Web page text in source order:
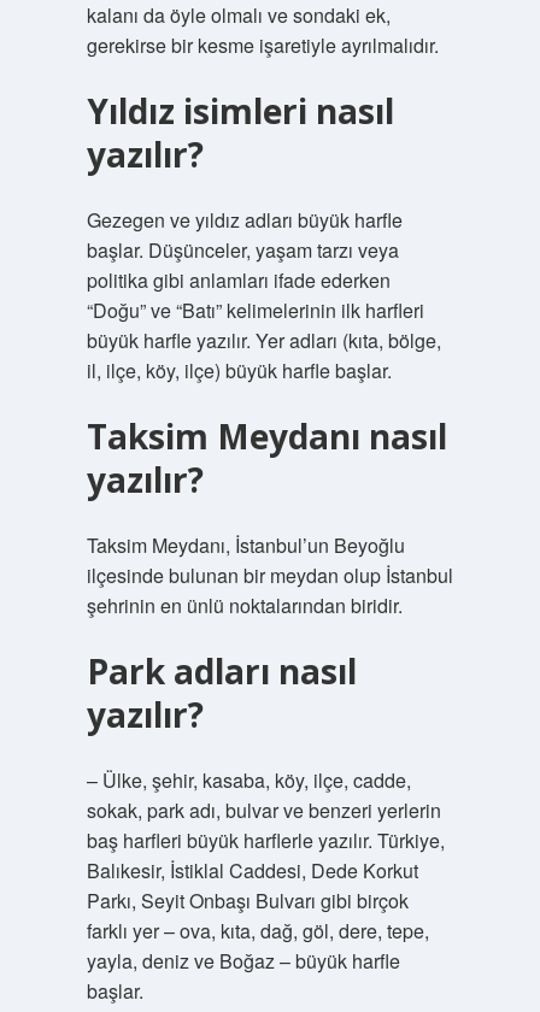
kalanı da öyle olmalı ve sondaki ek,
gerekirse bir kesme işaretiyle ayrılmalıdır.
Yıldız isimleri nasıl
yazılır?
Gezegen ve yıldız adları büyük harfle
başlar. Düşünceler, yaşam tarzı veya
politika gibi anlamları ifade ederken
“Doğu” ve “Batı” kelimelerinin ilk harfleri
büyük harfle yazılır. Yer adları (kıta, bölge,
il, ilçe, köy, ilçe) büyük harfle başlar.
Taksim Meydanı nasıl
yazılır?
Taksim Meydanı, İstanbul’un Beyoğlu
ilçesinde bulunan bir meydan olup İstanbul
şehrinin en ünlü noktalarından biridir.
Park adları nasıl
yazılır?
– Ülke, şehir, kasaba, köy, ilçe, cadde,
sokak, park adı, bulvar ve benzeri yerlerin
baş harfleri büyük harflerle yazılır. Türkiye,
Balıkesir, İstiklal Caddesi, Dede Korkut
Parkı, Seyit Onbaşı Bulvarı gibi birçok
farklı yer – ova, kıta, dağ, göl, dere, tepe,
yayla, deniz ve Boğaz – büyük harfle
başlar.